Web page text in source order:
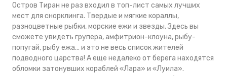
Остров Тиран не раз входил в топ-лист самых лучших
мест для снорклинга. Твердые и мягкие кораллы,
разноцветные рыбки, морские ежи и звезды. Здесь вы
сможете увидеть групера, амфитрион-клоуна, рыбу-
попугай, рыбу ежа… и это не весь список жителей
подводного царства! А еще недалеко от берега находятся
обломки затонувших кораблей «Лара» и «Луила».